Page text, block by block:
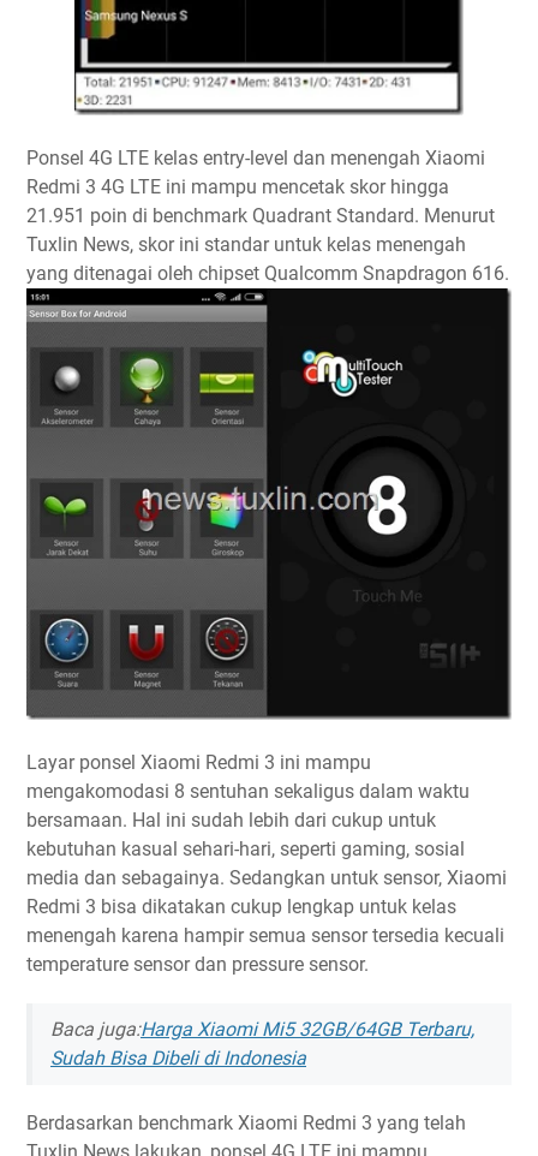
Ponsel 4G LTE kelas entry-level dan menengah Xiaomi
Redmi 3 4G LTE ini mampu mencetak skor hingga
21.951 poin di benchmark Quadrant Standard. Menurut
Tuxlin News, skor ini standar untuk kelas menengah
yang ditenagai oleh chipset Qualcomm Snapdragon 616.
Layar ponsel Xiaomi Redmi 3 ini mampu
mengakomodasi 8 sentuhan sekaligus dalam waktu
bersamaan. Hal ini sudah lebih dari cukup untuk
kebutuhan kasual sehari-hari, seperti gaming, sosial
media dan sebagainya. Sedangkan untuk sensor, Xiaomi
Redmi 3 bisa dikatakan cukup lengkap untuk kelas
menengah karena hampir semua sensor tersedia kecuali
temperature sensor dan pressure sensor.
Baca juga:Harga Xiaomi Mi5 32GB/64GB Terbaru,
Sudah Bisa Dibeli di Indonesia
Berdasarkan benchmark Xiaomi Redmi 3 yang telah